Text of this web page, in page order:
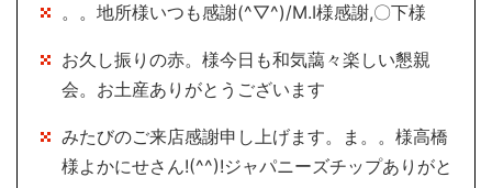
。。地所様いつも感謝(^▽^)/M.I様感謝,〇下様
お久し振りの赤。様今日も和気藹々楽しい懇親
会。お土産ありがとうございます
みたびのご来店感謝申し上げます。ま。。様高橋
様よかにせさん!(^^)!ジャパニーズチップありがと